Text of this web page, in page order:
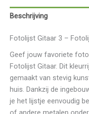
Beschrijving
Fotolijst Gitaar 3 –
Geef jouw favoriete
Fotolijst Gitaar. Dit
gemaakt van stevig
huis. Dankzij de
je het lijstje eenvoudig